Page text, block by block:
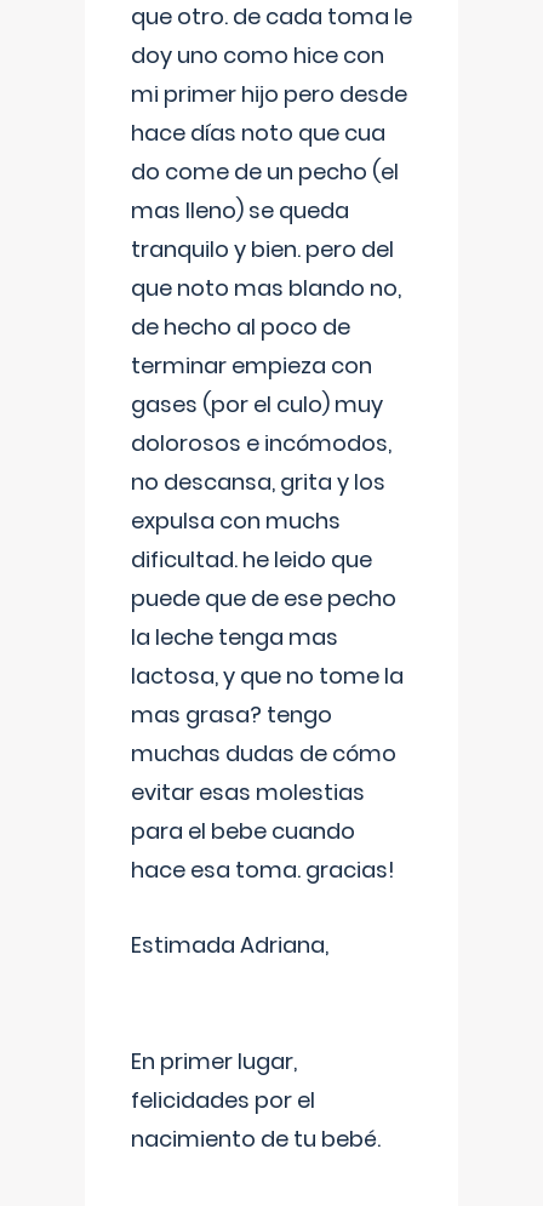
que otro. de cada toma le
doy uno como hice con
mi primer hijo pero desde
hace días noto que cua
do come de un pecho (el
mas lleno) se queda
tranquilo y bien. pero del
que noto mas blando no,
de hecho al poco de
terminar empieza con
gases (por el culo) muy
dolorosos e incómodos,
no descansa, grita y los
expulsa con muchs
dificultad. he leido que
puede que de ese pecho
la leche tenga mas
lactosa, y que no tome la
mas grasa? tengo
muchas dudas de cómo
evitar esas molestias
para el bebe cuando
hace esa toma. gracias!
Estimada Adriana,
En primer lugar,
felicidades por el
nacimiento de tu bebé.